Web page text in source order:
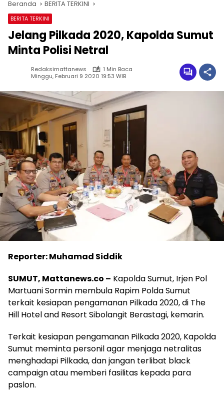
Beranda BERITA TERKINI
BERITA TERKINI
Jelang Pilkada 2020, Kapolda Sumut
Minta Polisi Netral
Redaksimattanews
1 Min Baca
Minggu, Februari 9 2020 19:53 WIB
Reporter: Muhamad Siddik
SUMUT, Mattanews.co – Kapolda Sumut, Irjen Pol
Martuani Sormin membula Rapim Polda Sumut
terkait kesiapan pengamanan Pilkada 2020, di The
Hill Hotel and Resort Sibolangit Berastagi, kemarin.
Terkait kesiapan pengamanan Pilkada 2020, Kapolda
Sumut meminta personil agar menjaga netralitas
menghadapi Pilkada, dan jangan terlibat black
campaign atau memberi fasilitas kepada para
paslon.